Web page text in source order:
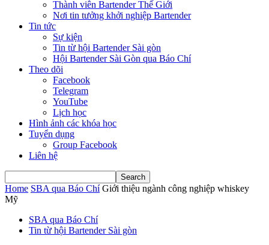
Thành viên Bartender Thế Giới
Nơi tin tưởng khởi nghiệp Bartender
Tin tức
Sự kiện
Tin từ hội Bartender Sài gòn
Hội Bartender Sài Gòn qua Báo Chí
Theo dõi
Facebook
Telegram
YouTube
Lịch học
Hình ảnh các khóa học
Tuyển dụng
Group Facebook
Liên hệ
Home SBA qua Báo Chí Giới thiệu ngành công nghiệp whiskey
Mỹ
SBA qua Báo Chí
Tin từ hội Bartender Sài gòn